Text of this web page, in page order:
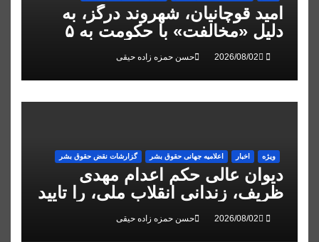
امید قوچانیان، شهروند درگز، به
دلیل «مخالفت» با حکومت به ۵
سال زندان محکوم شد
حسن حمزه زاده حیقی
ویژه اخبار اعلاميه جهانی حقوق بشر گزارشات نقض حقوق بشر
دیوان عالی حکم اعدام مهدی
ظریف، زندانی انقلاب ملی، را تایید
کرد
حسن حمزه زاده حیقی